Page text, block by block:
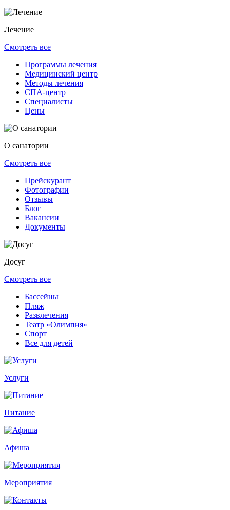
Лечение
Смотреть все
Программы лечения
Медицинский центр
Методы лечения
СПА-центр
Специалисты
Цены
О санатории
Смотреть все
Прейскурант
Фотографии
Отзывы
Блог
Вакансии
Документы
Досуг
Смотреть все
Бассейны
Пляж
Развлечения
Театр «Олимпия»
Спорт
Все для детей
Услуги
Питание
Афиша
Мероприятия